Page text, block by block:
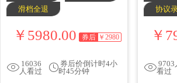
滑档全退
￥5980.00 券后 ￥2980
16036
人看过
券后价倒计时4小
时45分钟
协议
￥
9703
看过